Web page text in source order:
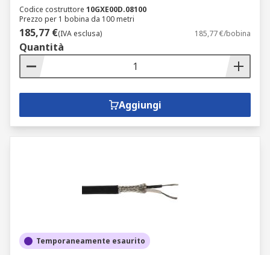
Codice costruttore 10GXE00D.08100
Prezzo per 1 bobina da 100 metri
185,77 €(IVA esclusa) 185,77 €/bobina
Quantità
Aggiungi
Temporaneamente esaurito